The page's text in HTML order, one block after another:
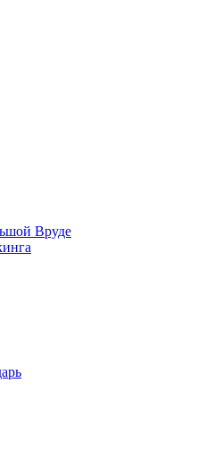
Вруде